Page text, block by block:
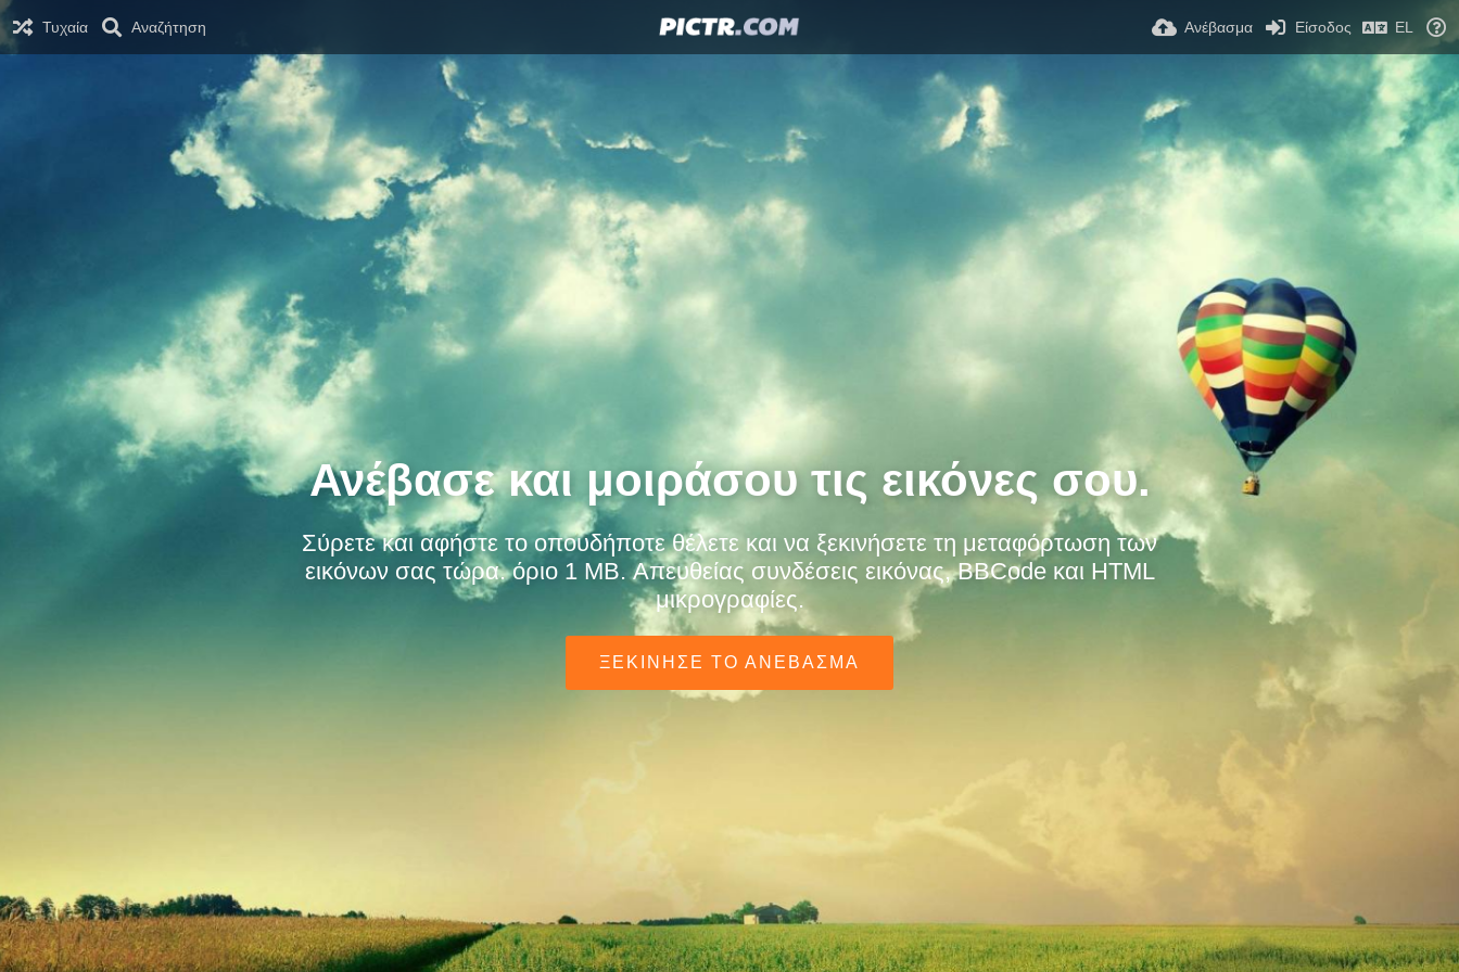
Τυχαία Αναζήτηση Ανέβασμα Είσοδος EL
Ανέβασε και μοιράσου τις εικόνες σου.
Σύρετε και αφήστε το οπουδήποτε θέλετε και να ξεκινήσετε τη μεταφόρτωση των
εικόνων σας τώρα. όριο 1 MB. Απευθείας συνδέσεις εικόνας, BBCode και HTML
μικρογραφίες.
ΞΕΚΊΝΗΣΕ ΤΟ ΑΝΈΒΑΣΜΑ